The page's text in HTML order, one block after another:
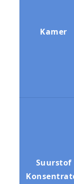
Kamer
Suurstof